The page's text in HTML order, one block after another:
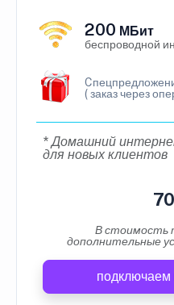
200 МБит
беспроводной
( заказ через
* Домашний
для новых клиентов
В стоимость
дополнительные
подключаем